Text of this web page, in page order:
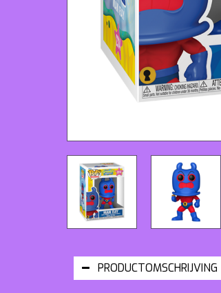
PRODUCTOMSCHRIJVING